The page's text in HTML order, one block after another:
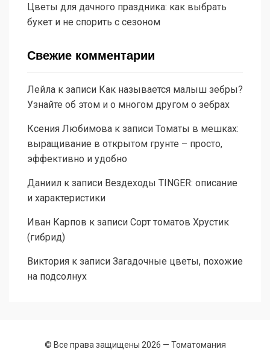
Цветы для дачного праздника: как выбрать
букет и не спорить с сезоном
Свежие комментарии
Лейла к записи Как называется малыш зебры?
Узнайте об этом и о многом другом о зебрах
Ксения Любимова к записи Томаты в мешках:
выращивание в открытом грунте – просто,
эффективно и удобно
Даниил к записи Вездеходы TINGER: описание
и характеристики
Иван Карпов к записи Сорт томатов Хрустик
(гибрид)
Виктория к записи Загадочные цветы, похожие
на подсолнух
© Все права защищены 2026 — Томатомания